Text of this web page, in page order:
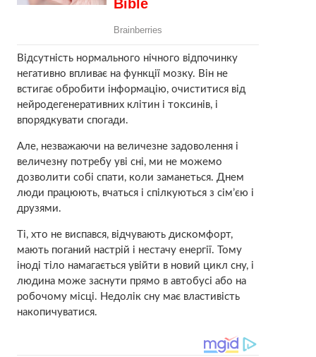
Відсутність нормального нічного відпочинку
негативно впливає на функції мозку. Він не
встигає обробити інформацію, очиститися від
нейродегенеративних клітин і токсинів, і
впорядкувати спогади.
Але, незважаючи на величезне задоволення і
величезну потребу уві сні, ми не можемо
дозволити собі спати, коли заманеться. Днем
люди працюють, вчаться і спілкуються з сім’єю і
друзями.
Ті, хто не виспався, відчувають дискомфорт,
мають поганий настрій і нестачу енергії. Тому
іноді тіло намагається увійти в новий цикл сну, і
людина може заснути прямо в автобусі або на
робочому місці. Недолік сну має властивість
накопичуватися.